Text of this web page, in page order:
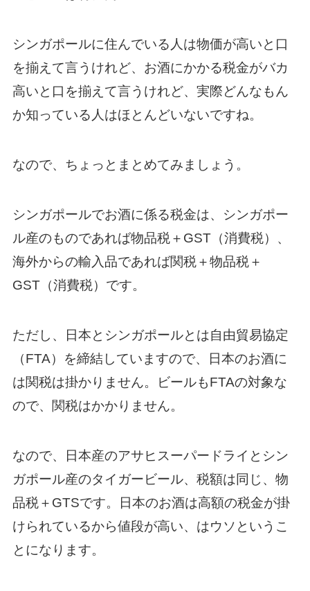
シンガポールに住んでいる人は物価が高いと口
を揃えて言うけれど、お酒にかかる税金がバカ
高いと口を揃えて言うけれど、実際どんなもん
か知っている人はほとんどいないですね。
なので、ちょっとまとめてみましょう。
シンガポールでお酒に係る税金は、シンガポー
ル産のものであれば物品税＋GST（消費税）、
海外からの輸入品であれば関税＋物品税＋
GST（消費税）です。
ただし、日本とシンガポールとは自由貿易協定
（FTA）を締結していますので、日本のお酒に
は関税は掛かりません。ビールもFTAの対象な
ので、関税はかかりません。
なので、日本産のアサヒスーパードライとシン
ガポール産のタイガービール、税額は同じ、物
品税＋GTSです。日本のお酒は高額の税金が掛
けられているから値段が高い、はウソというこ
とになります。